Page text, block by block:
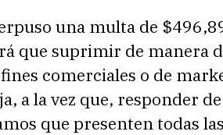
una multa de
que suprimir de manera
comerciales o de
a la vez que, responder
que presenten todas